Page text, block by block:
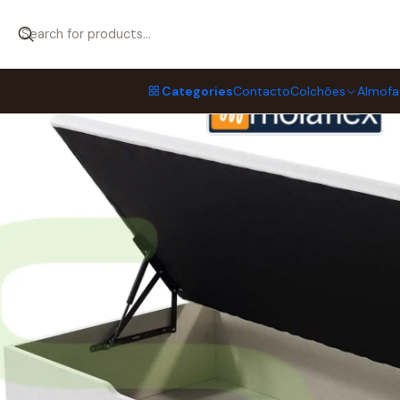
CategoriesContactoColchões
Base